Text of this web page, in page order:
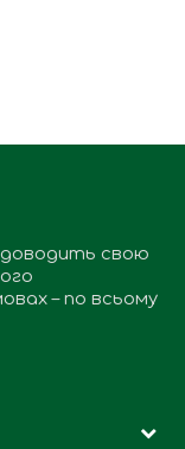
доводить свою
– по всьому